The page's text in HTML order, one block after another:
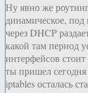
Ну явно же
динамическое,
через DHCP
какой там период
интерфейсов
ты пришел
iptables осталась